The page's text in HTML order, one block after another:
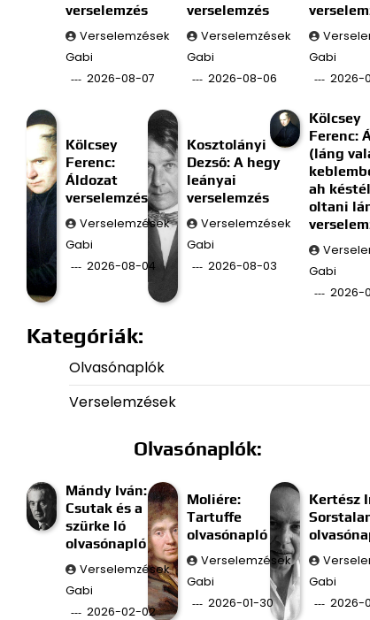
verselemzés
Verselemzések
Gabi
2026-08-07
verselemzés
Verselemzések
Gabi
2026-08-06
Gabi
2026-
Kölcsey
Ferenc:
Áldozat
verselemzés
Verselemzések
Gabi
2026-08-04
Kosztolányi
Dezső: A hegy
leányai
verselemzés
Verselemzések
Gabi
2026-08-03
Kölcsey
Ferenc:
(láng
ah késtél
oltani
Gabi
2026-
Kategóriák:
Olvasónaplók
Verselemzések
Olvasónaplók:
Mándy Iván:
Csutak és a
szürke ló
olvasónapló
Verselemzések
Gabi
2026-02-02
Moliére:
Tartuffe
olvasónapló
Verselemzések
Gabi
2026-01-30
Kertész
Gabi
2026-